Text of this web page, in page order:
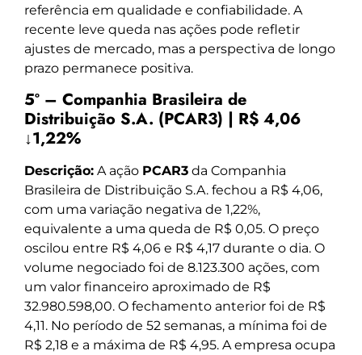
referência em qualidade e confiabilidade. A
recente leve queda nas ações pode refletir
ajustes de mercado, mas a perspectiva de longo
prazo permanece positiva.
5º – Companhia Brasileira de
Distribuição S.A. (PCAR3) | R$ 4,06
↓1,22%
Descrição: A ação PCAR3 da Companhia
Brasileira de Distribuição S.A. fechou a R$ 4,06,
com uma variação negativa de 1,22%,
equivalente a uma queda de R$ 0,05. O preço
oscilou entre R$ 4,06 e R$ 4,17 durante o dia. O
volume negociado foi de 8.123.300 ações, com
um valor financeiro aproximado de R$
32.980.598,00. O fechamento anterior foi de R$
4,11. No período de 52 semanas, a mínima foi de
R$ 2,18 e a máxima de R$ 4,95. A empresa ocupa